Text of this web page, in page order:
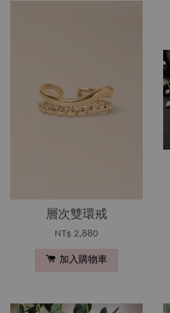
層次雙環戒
NT$ 2,880
加入購物車